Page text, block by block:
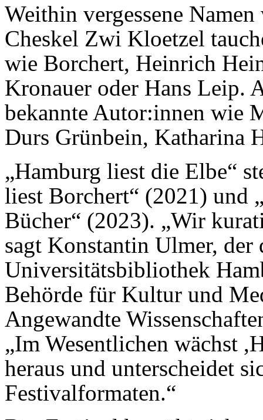
Weithin vergessene
Cheskel Zwi Kloetzel
wie Borchert, Heinrich
Kronauer oder Hans Leip.
bekannte Autor:innen wie
Durs Grünbein, Katharina
„Hamburg liest die Elbe“
liest Borchert“ (2021) und
Bücher“ (2023). „Wir
sagt Konstantin Ulmer, der
Universitätsbibliothek
Behörde für Kultur und
Angewandte
„Im Wesentlichen wächst
heraus und unterscheidet
Festivalformaten.“